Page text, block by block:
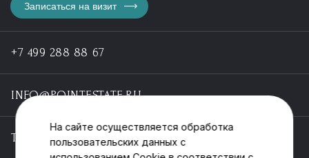
Записаться на визит
+7 499 288 88 67
INFO@POINTESTATE.RU
TELEGRAM
На сайте осуществляется обработка
пользовательских данных с